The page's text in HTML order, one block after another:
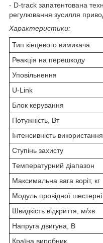
- D-track запатентована
регулювання зусилля
Характеристики:
Тип кінцевого вимикача
Реакція на перешкоду
Уповільнення
U-Link
Блок керування
Потужність, Вт
Інтенсивність використання
Ступінь захисту
Температурний діапазон
Максимальна вага воріт, кг
Модуль провідної шестерні
Швидкість відкриття, м/хв
Напруга двигуна, В
Країна виробник